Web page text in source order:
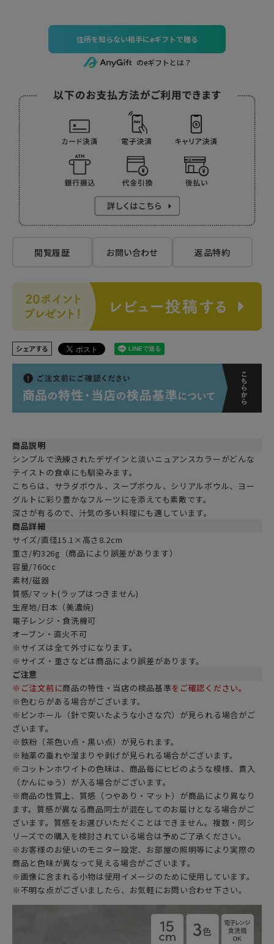
住所を知らない相手にeギフトで贈る
のeギフトとは？
閲覧履歴 お問い合わせ 返品特約
シェアする
商品説明
シンプルで洗練されたデザインと淡いニュアンスカラーがどんな
テイストの食卓にも馴染みます。
こちらは、サラダボウル、スープボウル、シリアルボウル、ヨー
グルトに彩り豊かなフルーツにを添えても素敵です。
深さが有るので、汁気の多い料理にも適しています。
商品詳細
サイズ/直径15.1×高さ8.2cm
重さ/約326g（商品により誤差があります）
容量/760cc
素材/磁器
質感/マット(ラップはつきません)
生産地/日本（美濃焼)
電子レンジ・食洗機可
オーブン・直火不可
※サイズは全て外寸になります。
※サイズ・重さなどは商品により誤差があります。
ご注意
※ご注文前に商品の特性・当店の検品基準をご確認ください。
※色むらがある場合がございます。
※ピンホール（針で突いたような小さな穴）が見られる場合がご
ざいます。
※鉄粉（茶色い点・黒い点）が見られます。
※釉薬の垂れや溜まりや剥げが見られる場合がございます。
※コットンホワイトの色味は、商品毎にヒビのような模様、貫入
（かんにゅう）が入る場合がございます。
※商品の性質上、質感（つやあり・マット）が商品により異なり
ます。質感が異なる商品同士が混在してのお届けとなる場合がご
ざいます。質感をお選びいただくことはできません。複数・同シ
リーズでの購入を検討されている場合は予めご了承ください。
※お客様のお使いのモニター設定、お部屋の照明等により実際の
商品と色味が異なって見える場合がございます。
※画像に含まれる小物は使用イメージのために使用しています。
※不明な点がございましたら、お気軽にお問い合わせ下さい。